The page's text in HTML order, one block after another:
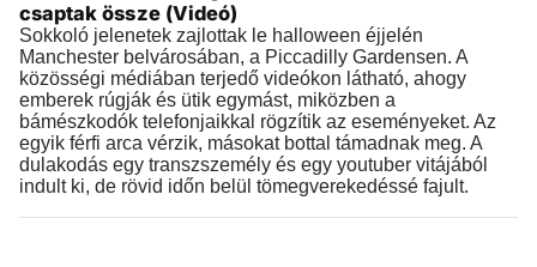
csaptak össze (Videó)
Sokkoló jelenetek zajlottak le halloween éjjelén
Manchester belvárosában, a Piccadilly Gardensen. A
közösségi médiában terjedő videókon látható, ahogy
emberek rúgják és ütik egymást, miközben a
bámészkodók telefonjaikkal rögzítik az eseményeket. Az
egyik férfi arca vérzik, másokat bottal támadnak meg. A
dulakodás egy transzszemély és egy youtuber vitájából
indult ki, de rövid időn belül tömegverekedéssé fajult.